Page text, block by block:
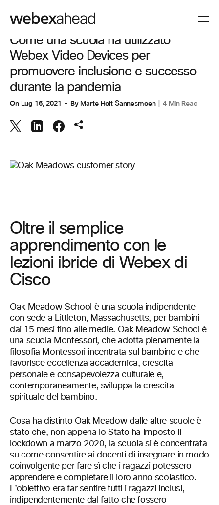
CUSTOMER STORIES,CUSTOMER STORIES
Come una scuola ha utilizzato
Webex Video Devices per
promuovere inclusione e successo
durante la pandemia
On Lug 16, 2021 By Marte Holt Sannesmoen 4 Min Read
Oltre il semplice
apprendimento con le
lezioni ibride di Webex di
Cisco
Oak Meadow School è una scuola indipendente
con sede a Littleton, Massachusetts, per bambini
dai 15 mesi fino alle medie. Oak Meadow School è
una scuola Montessori, che adotta pienamente la
filosofia Montessori incentrata sul bambino e che
favorisce eccellenza accademica, crescita
personale e consapevolezza culturale e,
contemporaneamente, sviluppa la crescita
spirituale del bambino.
Cosa ha distinto Oak Meadow dalle altre scuole è
stato che, non appena lo Stato ha imposto il
lockdown a marzo 2020, la scuola si è concentrata
su come consentire ai docenti di insegnare in modo
coinvolgente per fare sì che i ragazzi potessero
apprendere e completare il loro anno scolastico.
L’obiettivo era far sentire tutti i ragazzi inclusi,
indipendentemente dal fatto che fossero